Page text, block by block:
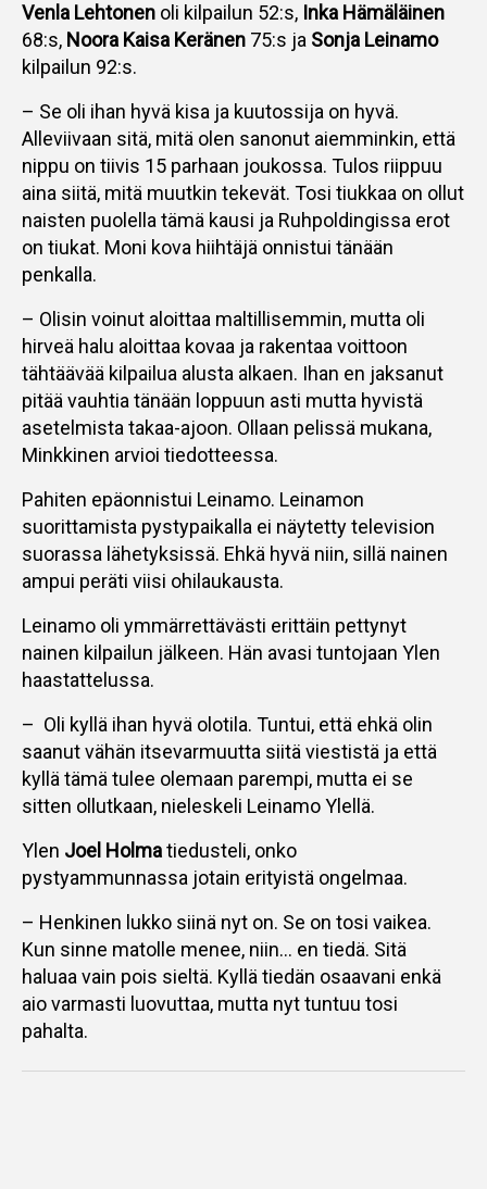
Venla Lehtonen oli kilpailun 52:s, Inka Hämäläinen
68:s, Noora Kaisa Keränen 75:s ja Sonja Leinamo
kilpailun 92:s.
– Se oli ihan hyvä kisa ja kuutossija on hyvä.
Alleviivaan sitä, mitä olen sanonut aiemminkin, että
nippu on tiivis 15 parhaan joukossa. Tulos riippuu
aina siitä, mitä muutkin tekevät. Tosi tiukkaa on ollut
naisten puolella tämä kausi ja Ruhpoldingissa erot
on tiukat. Moni kova hiihtäjä onnistui tänään
penkalla.
– Olisin voinut aloittaa maltillisemmin, mutta oli
hirveä halu aloittaa kovaa ja rakentaa voittoon
tähtäävää kilpailua alusta alkaen. Ihan en jaksanut
pitää vauhtia tänään loppuun asti mutta hyvistä
asetelmista takaa-ajoon. Ollaan pelissä mukana,
Minkkinen arvioi tiedotteessa.
Pahiten epäonnistui Leinamo. Leinamon
suorittamista pystypaikalla ei näytetty television
suorassa lähetyksissä. Ehkä hyvä niin, sillä nainen
ampui peräti viisi ohilaukausta.
Leinamo oli ymmärrettävästi erittäin pettynyt
nainen kilpailun jälkeen. Hän avasi tuntojaan Ylen
haastattelussa.
– Oli kyllä ihan hyvä olotila. Tuntui, että ehkä olin
saanut vähän itsevarmuutta siitä viestistä ja että
kyllä tämä tulee olemaan parempi, mutta ei se
sitten ollutkaan, nieleskeli Leinamo Ylellä.
Ylen Joel Holmatiedusteli, onko
pystyammunnassa jotain erityistä ongelmaa.
– Henkinen lukko siinä nyt on. Se on tosi vaikea.
Kun sinne matolle menee, niin… en tiedä. Sitä
haluaa vain pois sieltä. Kyllä tiedän osaavani enkä
aio varmasti luovuttaa, mutta nyt tuntuu tosi
pahalta.